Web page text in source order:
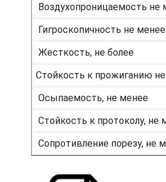
Воздухопроницаемость не
Гигроскопичность не менее
Жесткость, не более
Стойкость к прожиганию
Осыпаемость, не менее
Стойкость к протоколу, не
Сопротивление порезу, не